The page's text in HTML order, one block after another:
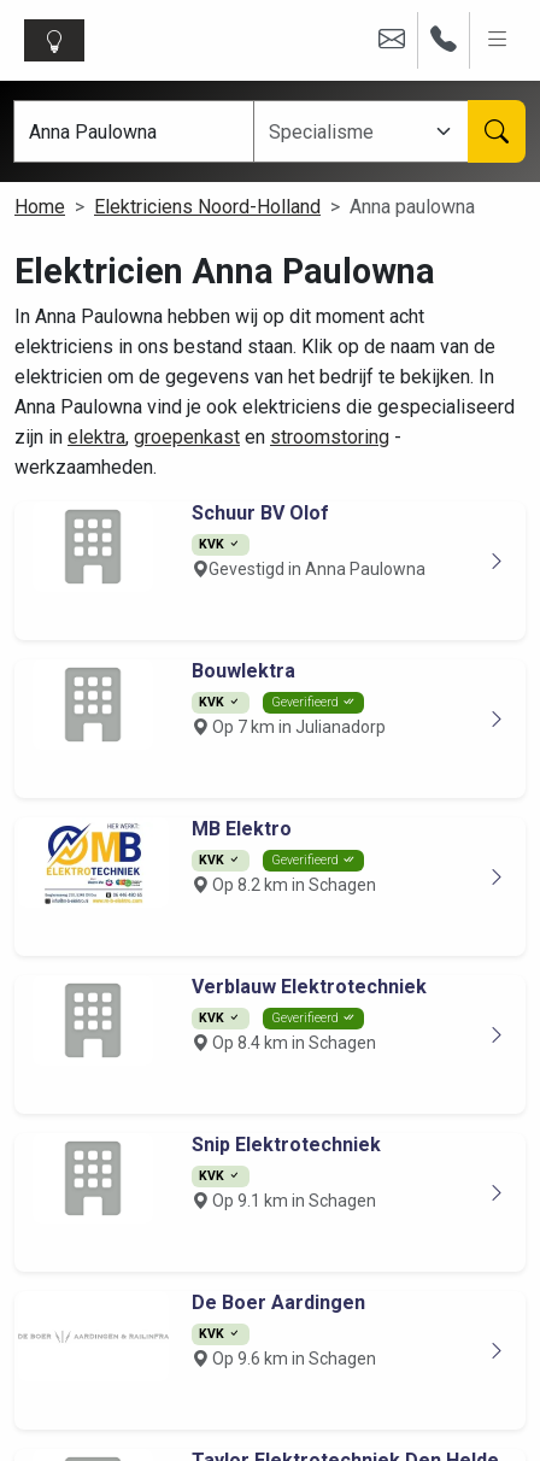
Home Elektriciens Noord-Holland Anna paulowna
Elektricien Anna Paulowna
In Anna Paulowna hebben wij op dit moment acht
elektriciens in ons bestand staan. Klik op de naam van de
elektricien om de gegevens van het bedrijf te bekijken. In
Anna Paulowna vind je ook elektriciens die gespecialiseerd
zijn in elektra, groepenkast en stroomstoring -
werkzaamheden.
Schuur BV Olof
KVK
Gevestigd in Anna Paulowna
Bouwlektra
KVK Geverifieerd
Op 7 km in Julianadorp
MB Elektro
KVK Geverifieerd
Op 8.2 km in Schagen
Verblauw Elektrotechniek
KVK Geverifieerd
Op 8.4 km in Schagen
Snip Elektrotechniek
KVK
Op 9.1 km in Schagen
De Boer Aardingen
KVK
Op 9.6 km in Schagen